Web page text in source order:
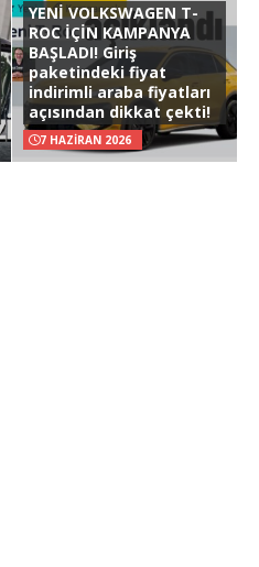
YENİ VOLKSWAGEN T-
ROC İÇİN KAMPANYA
BAŞLADI! Giriş
paketindeki fiyat
indirimli araba fiyatları
açısından dikkat çekti!
7 HAZIRAN 2026